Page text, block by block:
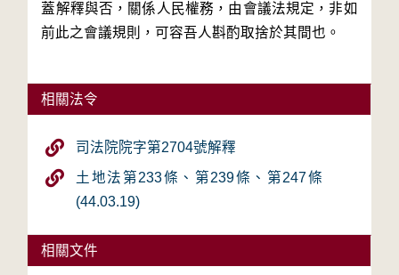
蓋解釋與否，關係人民權務，由會議法規定，非如
前此之會議規則，可容吾人斟酌取捨於其間也。
相關法令
司法院院字第2704號解釋
土地法第233條、第239條、第247條
(44.03.19)
相關文件